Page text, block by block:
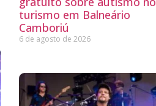
turismo em Balneário
Camboriú
6 de agosto de 2026